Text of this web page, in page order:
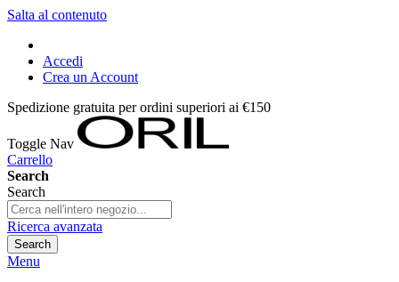
Salta al contenuto
Accedi
Crea un Account
Spedizione gratuita per ordini superiori ai €150
Toggle Nav
Carrello
Search
Search
Ricerca avanzata
Search
Menu